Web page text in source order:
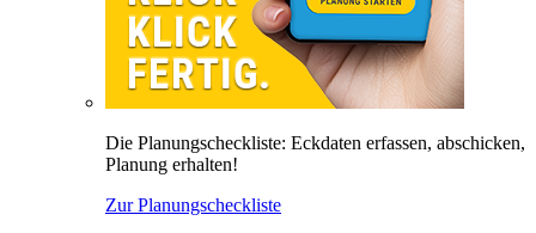
Die Planungscheckliste: Eckdaten erfassen, abschicken,
Planung erhalten!
Zur Planungscheckliste